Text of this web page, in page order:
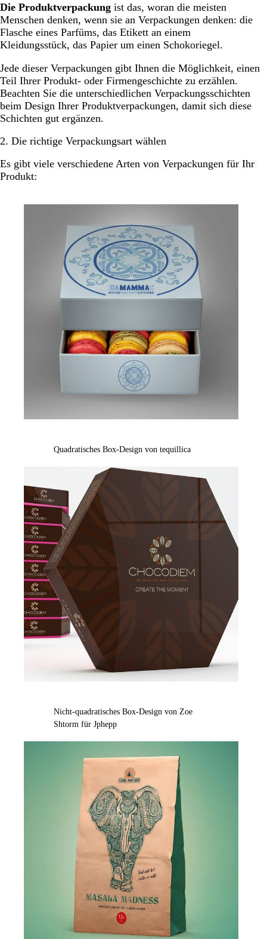
Die Produktverpackung ist das, woran die meisten
Menschen denken, wenn sie an Verpackungen denken: die
Flasche eines Parfüms, das Etikett an einem
Kleidungsstück, das Papier um einen Schokoriegel.
Jede dieser Verpackungen gibt Ihnen die Möglichkeit, einen
Teil Ihrer Produkt- oder Firmengeschichte zu erzählen.
Beachten Sie die unterschiedlichen Verpackungsschichten
beim Design Ihrer Produktverpackungen, damit sich diese
Schichten gut ergänzen.
2. Die richtige Verpackungsart wählen
Es gibt viele verschiedene Arten von Verpackungen für Ihr
Produkt:
Quadratisches Box-Design von tequillica
Nicht-quadratisches Box-Design von Zoe
Shtorm für Jphepp